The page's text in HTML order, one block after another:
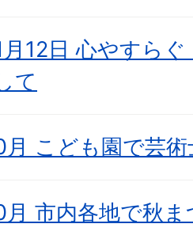
月12日 心やすら
て
月 こども園で芸
月 市内各地で秋